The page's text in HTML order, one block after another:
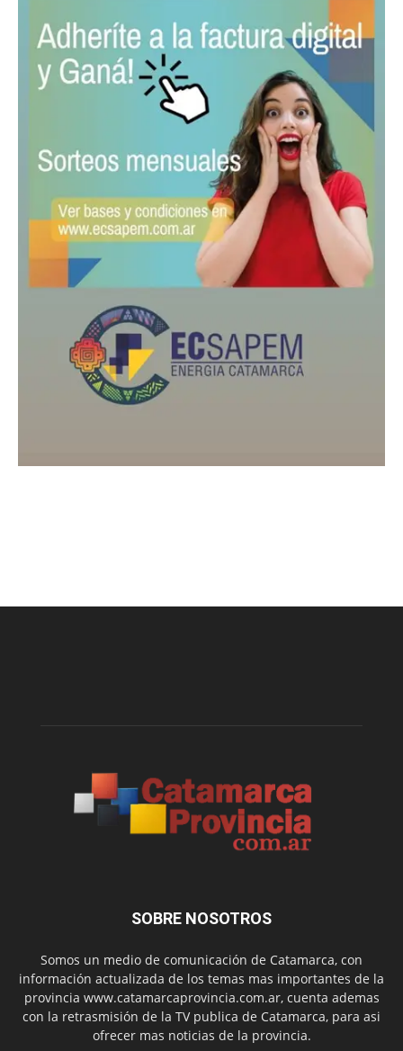
SOBRE NOSOTROS
Somos un medio de comunicación de Catamarca, con
información actualizada de los temas mas importantes de la
provincia www.catamarcaprovincia.com.ar, cuenta ademas
con la retrasmisión de la TV publica de Catamarca, para asi
ofrecer mas noticias de la provincia.